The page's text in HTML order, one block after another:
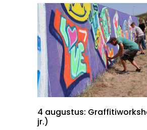
4 augustus:
jr.)